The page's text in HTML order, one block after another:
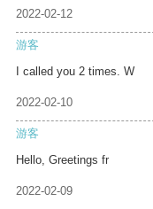
2022-02-12
游客
I called you 2 times. W
2022-02-10
游客
Hello, Greetings fr
2022-02-09